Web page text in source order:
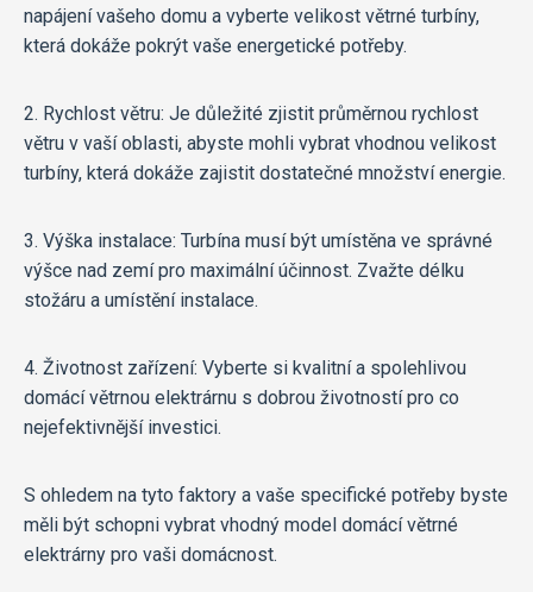
napájení vašeho domu a vyberte velikost větrné turbíny,
která dokáže pokrýt vaše energetické potřeby.
2. Rychlost větru: Je důležité zjistit průměrnou rychlost
větru v vaší oblasti, abyste mohli vybrat vhodnou velikost
turbíny, která dokáže zajistit dostatečné množství energie.
3. Výška instalace: Turbína musí být umístěna ve správné
výšce nad zemí pro maximální účinnost. Zvažte délku
stožáru a umístění instalace.
4. Životnost zařízení: Vyberte si kvalitní a spolehlivou
domácí větrnou elektrárnu s dobrou životností pro co
nejefektivnější investici.
S ohledem na tyto faktory a vaše specifické potřeby byste
měli být schopni vybrat vhodný model domácí větrné
elektrárny pro vaši domácnost.